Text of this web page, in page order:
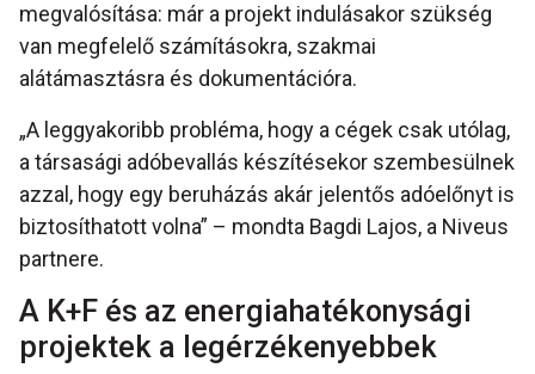
megvalósítása: már a projekt indulásakor szükség
van megfelelő számításokra, szakmai
alátámasztásra és dokumentációra.
„A leggyakoribb probléma, hogy a cégek csak utólag,
a társasági adóbevallás készítésekor szembesülnek
azzal, hogy egy beruházás akár jelentős adóelőnyt is
biztosíthatott volna” – mondta Bagdi Lajos, a Niveus
partnere.
A K+F és az energiahatékonysági
projektek a legérzékenyebbek